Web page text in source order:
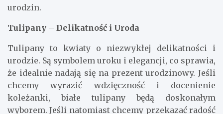
urodzin.
Tulipany – Delikatność i Uroda
Tulipany to kwiaty o niezwykłej delikatności i
urodzie. Są symbolem uroku i elegancji, co sprawia,
że idealnie nadają się na prezent urodzinowy. Jeśli
chcemy wyrazić wdzięczność i docenienie
koleżanki, białe tulipany będą doskonałym
wyborem. Jeśli natomiast chcemy przekazać radość